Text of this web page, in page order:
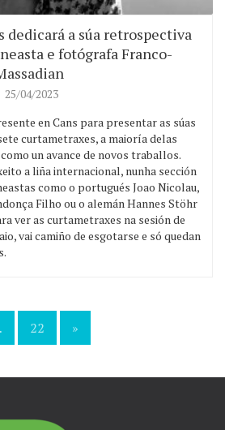
dedicará a súa retrospectiva
e fotógrafa Franco-
25/04/2023
en Cans para presentar as súas
curtametraxes, a maioría delas
un avance de novos traballos.
a liña internacional, nunha sección
como o portugués Joao Nicolau,
Filho ou o alemán Hannes Stöhr
ver as curtametraxes na sesión de
vai camiño de esgotarse e só quedan
22 »